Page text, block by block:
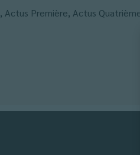
, Actus Première, Actus